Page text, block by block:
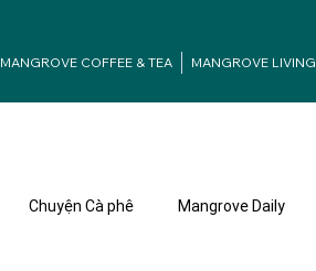
MANGROVE COFFEE & TEA MANGROVE LIVING
Chuyện Cà phê Mangrove Daily